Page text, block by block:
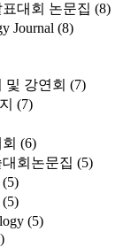
대회 논문집 (8)
Journal (8)
및 강연회 (7)
(7)
(6)
회논문집 (5)
(5)
(5)
(5)